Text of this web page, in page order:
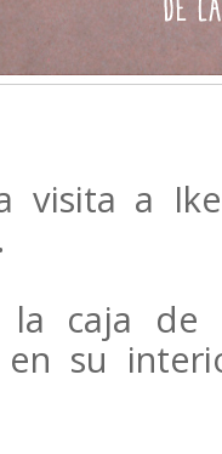
visita a
la caja
su